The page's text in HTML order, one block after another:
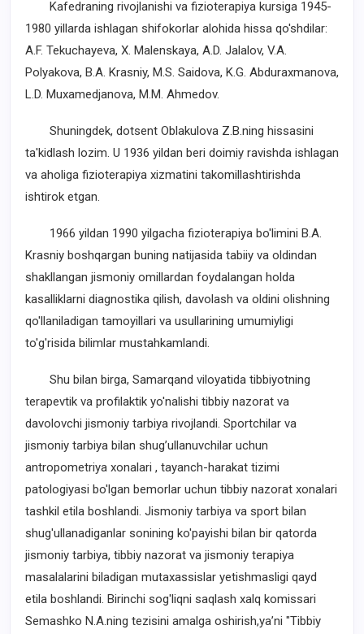
Kafedraning rivojlanishi va fizioterapiya kursiga 1945-
1980 yillarda ishlagan shifokorlar alohida hissa qo'shdilar:
A.F. Tekuchayeva, X. Malenskaya, A.D. Jalalov, V.A.
Polyakova, B.A. Krasniy, M.S. Saidova, K.G. Abduraxmanova,
L.D. Muxamedjanova, M.M. Ahmedov.
Shuningdek, dotsent Oblakulova Z.B.ning hissasini
ta'kidlash lozim. U 1936 yildan beri doimiy ravishda ishlagan
va aholiga fizioterapiya xizmatini takomillashtirishda
ishtirok etgan.
1966 yildan 1990 yilgacha fizioterapiya bo'limini B.A.
Krasniy boshqargan buning natijasida tabiiy va oldindan
shakllangan jismoniy omillardan foydalangan holda
kasalliklarni diagnostika qilish, davolash va oldini olishning
qo'llaniladigan tamoyillari va usullarining umumiyligi
to'g'risida bilimlar mustahkamlandi.
Shu bilan birga, Samarqand viloyatida tibbiyotning
terapevtik va profilaktik yo'nalishi tibbiy nazorat va
davolovchi jismoniy tarbiya rivojlandi. Sportchilar va
jismoniy tarbiya bilan shug’ullanuvchilar uchun
antropometriya xonalari , tayanch-harakat tizimi
patologiyasi bo'lgan bemorlar uchun tibbiy nazorat xonalari
tashkil etila boshlandi. Jismoniy tarbiya va sport bilan
shug'ullanadiganlar sonining ko'payishi bilan bir qatorda
jismoniy tarbiya, tibbiy nazorat va jismoniy terapiya
masalalarini biladigan mutaxassislar yetishmasligi qayd
etila boshlandi. Birinchi sog'liqni saqlash xalq komissari
Semashko N.A.ning tezisini amalga oshirish,ya’ni "Tibbiy